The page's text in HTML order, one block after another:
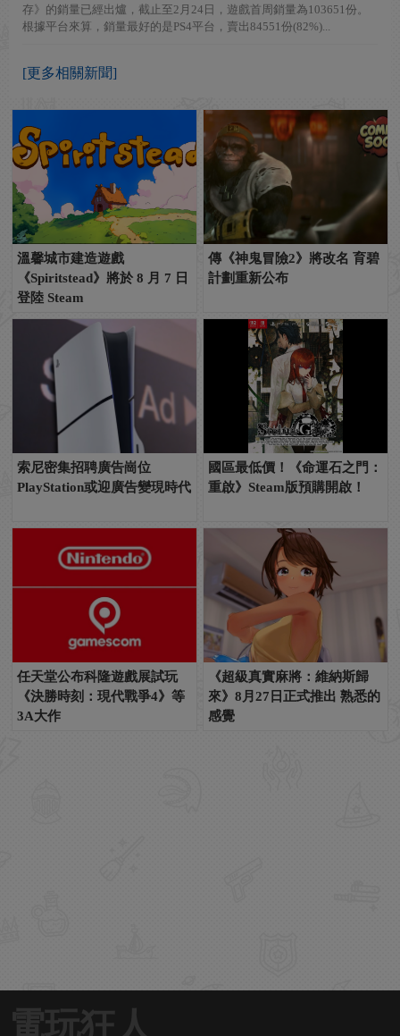
存》的銷量已經出爐，截止至2月24日，遊戲首周銷量為103651份。
根據平台來算，銷量最好的是PS4平台，賣出84551份(82%)...
[更多相關新聞]
溫馨城市建造遊戲
《Spiritstead》將於 8 月 7 日
登陸 Steam
傳《神鬼冒險2》將改名 育碧
計劃重新公布
索尼密集招聘廣告崗位
PlayStation或迎廣告變現時代
國區最低價！《命運石之門：
重啟》Steam版預購開啟！
任天堂公布科隆遊戲展試玩
《決勝時刻：現代戰爭4》等
3A大作
《超級真實麻將：維納斯歸
來》8月27日正式推出 熟悉的
感覺
電玩狂人